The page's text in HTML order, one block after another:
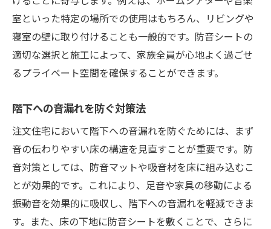
室といった特定の場所での使用はもちろん、リビングや
寝室の壁に取り付けることも一般的です。防音シートの
適切な選択と施工によって、家族全員が心地よく過ごせ
るプライベート空間を確保することができます。
階下への音漏れを防ぐ対策法
注文住宅において階下への音漏れを防ぐためには、まず
音の伝わりやすい床の構造を見直すことが重要です。防
音対策としては、防音マットや吸音材を床に組み込むこ
とが効果的です。これにより、足音や家具の移動による
振動音を効果的に吸収し、階下への音漏れを軽減できま
す。また、床の下地に防音シートを敷くことで、さらに